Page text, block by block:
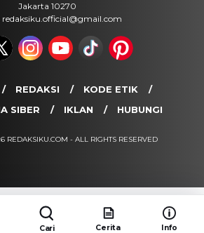
Jakarta 10270
redaksiku.official@gmail.com
REDAKSI
KODE ETIK
SIBER
IKLAN HUBUNGI
REDAKSIKU.COM - ALL RIGHTS RESERVED
Cari Cerita Info